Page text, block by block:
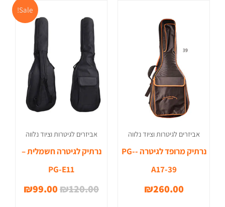
אביזרים לגיטרות וציוד נלווה
נרתיק מרופד לגיטרה -PG-
A17-39
₪260.00
Sale!
אביזרים לגיטרות וציוד נלווה
נרתיק לגיטרה חשמלית –
PG-E11
₪120.00
המחיר
המקורי
₪120.00.
₪99.00